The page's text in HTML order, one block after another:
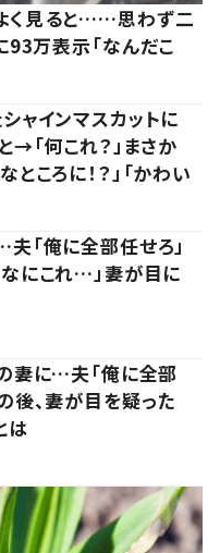
く見ると……思わず二
万表示「なんだこ
ャインマスカットに
→「何これ？」まさか
ころに！？」「かわい
「俺に全部任せろ」
にこれ…」妻が目に
妻に…夫「俺に全部
後、妻が目を疑った
は